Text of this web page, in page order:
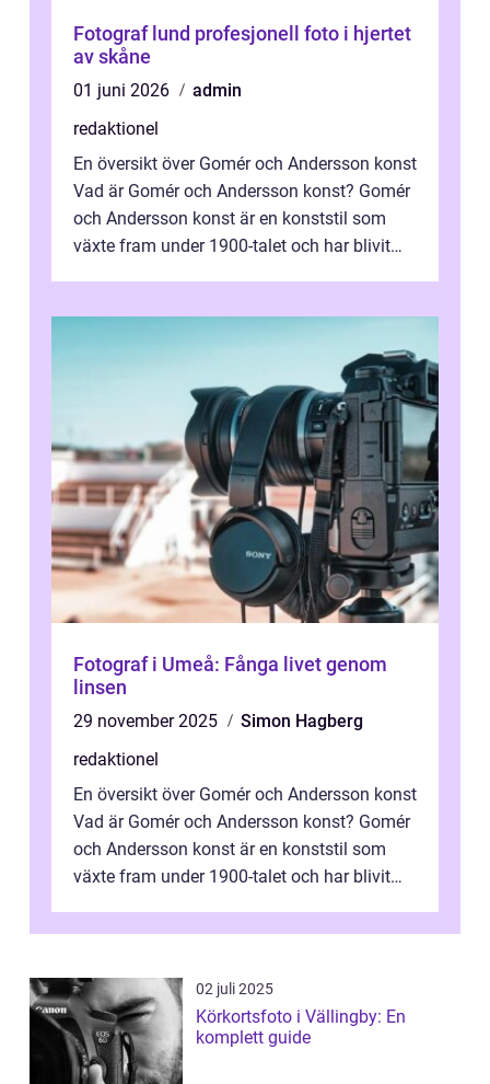
Fotograf lund profesjonell foto i hjertet
av skåne
01 juni 2026
admin
redaktionel
En översikt över Gomér och Andersson konst
Vad är Gomér och Andersson konst? Gomér
och Andersson konst är en konststil som
växte fram under 1900-talet och har blivit
Fotograf i Umeå: Fånga livet genom
linsen
29 november 2025
Simon Hagberg
redaktionel
En översikt över Gomér och Andersson konst
Vad är Gomér och Andersson konst? Gomér
och Andersson konst är en konststil som
växte fram under 1900-talet och har blivit
02 juli 2025
Körkortsfoto i Vällingby: En
komplett guide